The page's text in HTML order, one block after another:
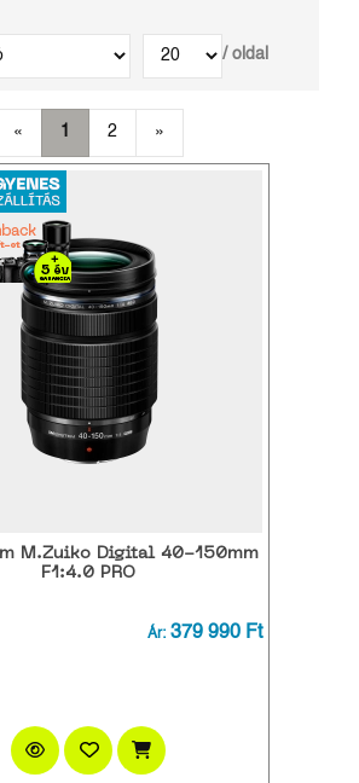
/ oldal
« 1 2 »
M.Zuiko Digital 40-150mm
F1:4.0 PRO
Ár: 379 990 Ft